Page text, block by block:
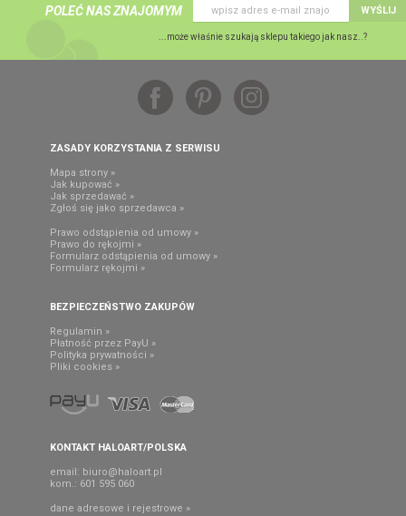
POLEĆ NAS ZNAJOMYM WYŚLIJ
...może właśnie szukają sklepu takiego jak nasz..?
ZASADY KORZYSTANIA Z SERWISU
Mapa strony »
Jak kupować »
Jak sprzedawać »
Zgłoś się jako sprzedawca »
Prawo odstąpienia od umowy »
Prawo do rękojmi »
Formularz odstąpienia od umowy »
Formularz rękojmi »
BEZPIECZEŃSTWO ZAKUPÓW
Regulamin »
Płatność przez PayU »
Polityka prywatności »
Pliki cookies »
KONTAKT HALOART/POLSKA
email: biuro@haloart.pl
kom.: 601 595 060
dane adresowe i rejestrowe »